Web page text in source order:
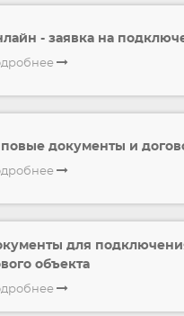
- заявка на
документы и
для
объекта